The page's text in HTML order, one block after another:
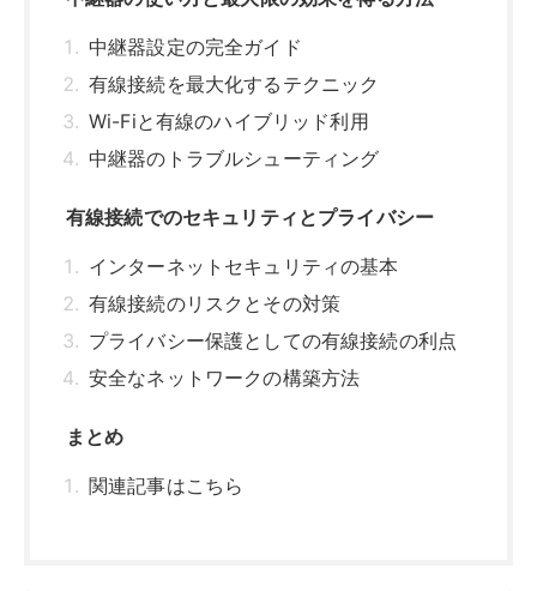
まとめ
関連記事はこちら
中継器の有線接続は本当に意味がな
い？